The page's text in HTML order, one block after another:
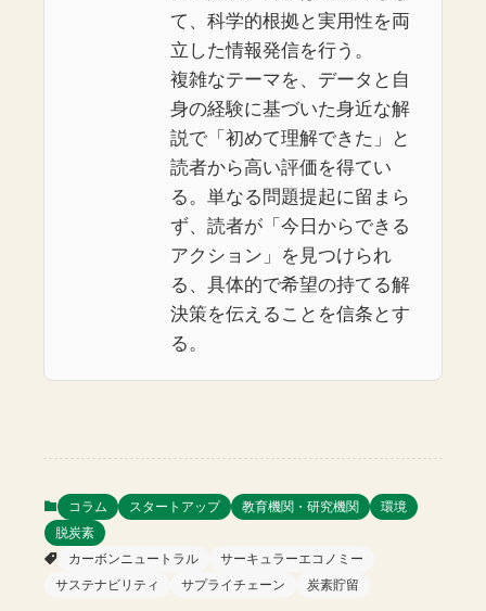
て、科学的根拠と実用性を両
立した情報発信を行う。
複雑なテーマを、データと自
身の経験に基づいた身近な解
説で「初めて理解できた」と
読者から高い評価を得てい
る。単なる問題提起に留まら
ず、読者が「今日からできる
アクション」を見つけられ
る、具体的で希望の持てる解
決策を伝えることを信条とす
る。
コラム スタートアップ 教育機関・研究機関
環境
脱炭素
カーボンニュートラル
サーキュラーエコノミー
サステナビリティ
サプライチェーン 炭素貯留